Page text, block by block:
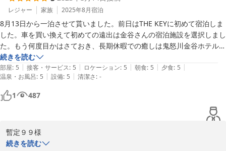
す。
また、ボリュームにつきましても美味しく召し上がっていただけた
とのこと大変嬉しく思いますが、ご無理なくお楽しみいただけるよ
う、量の調整なども検討してまいります。
また機会がございましたらご家族おそろいでお目にかかれますこと
を楽しみにしております。
スタッフ一同お客様のまたのご来館を心よりお待ち申し上げており
ます。
レジャー 家族 2025年8月宿泊
8月13日から一泊させて貰いました。前日はTHE KEYに初めて宿泊しま
した。車を買い換えて初めての遠出は金谷さんの宿泊施設を選択しまし
た。もう何度目かはさておき、長期休暇での癒しは鬼怒川金谷ホテルさ
んへが定番です。
今回は初めて洋室で、且つ銀座寿し幸さんとのコラボ夕食プランへ変更
しての宿泊でした。特別感満載で大大満足の一泊を過ごせました。
厨房機材や食材、料理のコンセプトなど綿密に打ち合わせされたのだろ
うなと想像できる素晴らしい寿司懐石、朝食の蒸しばらちらしも新鮮な
気分なだけでなく味も最高でした。ほんと素晴らしいイベントだと思い
ます。
続きを読む
部屋: 5 | 接客・サービス: 5 | ロケーション: 5 | 朝食: 5 | 夕食: 5 |
温泉・お風呂: 5 | 設備: 5 | 清潔さ: -
1 487
暫定９９様
この度は鬼怒川金谷ホテルにご宿泊いただき、また心温まるご感想
続きを読む